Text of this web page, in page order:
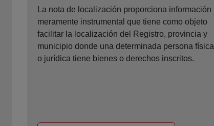
La nota de localización proporciona información
meramente instrumental que tiene como objeto
facilitar la localización del Registro, provincia y
municipio donde una determinada persona física
o jurídica tiene bienes o derechos inscritos.